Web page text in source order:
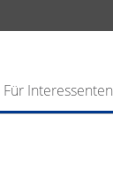
Für Interessenten